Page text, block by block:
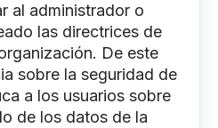
al administrador o
las directrices de
De este
sobre la seguridad de
a los usuarios sobre
de los datos de la